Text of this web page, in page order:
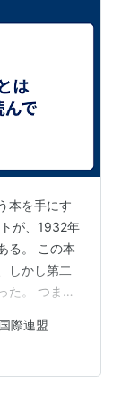
本を手にす
が、1932年
る。 この本
しかし第二
た。 つま
ること
、という
シュタイン
国際連盟